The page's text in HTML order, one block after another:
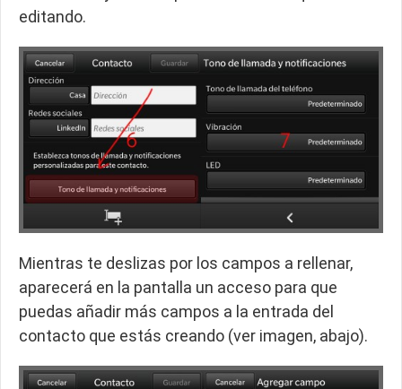
editando.
Mientras te deslizas por los campos a rellenar,
aparecerá en la pantalla un acceso para que
puedas añadir más campos a la entrada del
contacto que estás creando (ver imagen, abajo).